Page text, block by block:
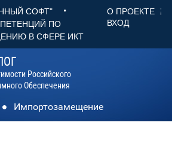
СОФТ" •
ПО
В СФЕРЕ ИКТ
О ПРОЕКТЕ
ВХОД
Российского
Обеспечения
Импортозамещение